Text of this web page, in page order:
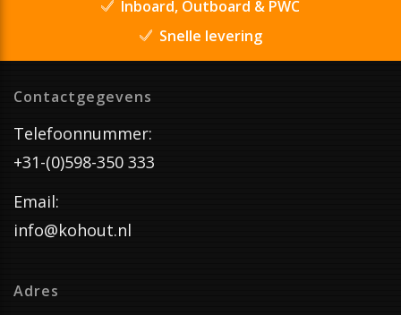
Inboard, Outboard & PWC
Snelle levering
Contactgegevens
Telefoonnummer:
+31-(0)598-350 333
Email:
info@kohout.nl
Adres